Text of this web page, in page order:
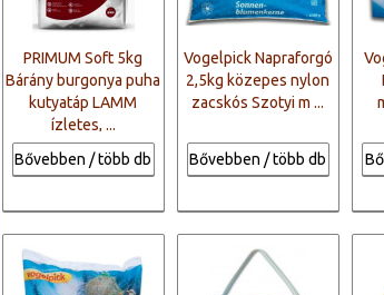
PRIMUM Soft 5kg
Bárány burgonya puha
kutyatáp LAMM
ízletes, ...
Bővebben / több db
Vogelpick Napraforgó
2,5kg közepes nylon
zacskós Szotyi m ...
Bővebben / több db